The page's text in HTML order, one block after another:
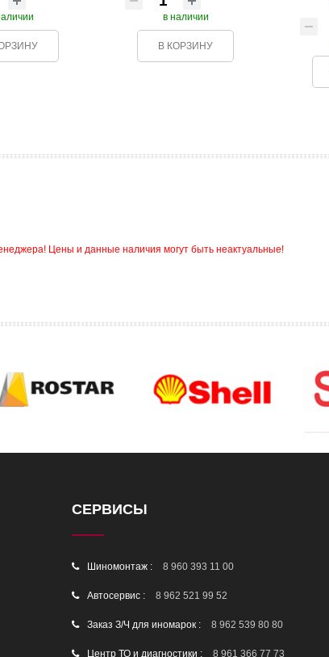
в наличии
В КОРЗИНУ
Цены и данные наличия могут быть неактуальные!
СЕРВИСЫ
Шиномонтаж : 8 960 393 11 00
Автосервис : 8 962 521 99 52
Заказ З/Ч для иномарок : 8 962 539 80 80
Центр ТО и диагностики : 8 961 366 77 73